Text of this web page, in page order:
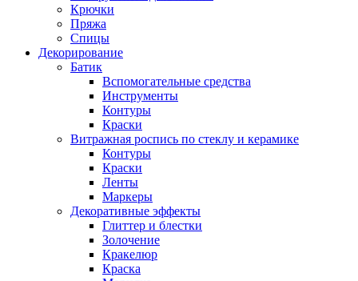
Крючки
Пряжа
Спицы
Декорирование
Батик
Вспомогательные средства
Инструменты
Контуры
Краски
Витражная роспись по стеклу и керамике
Контуры
Краски
Ленты
Маркеры
Декоративные эффекты
Глиттер и блестки
Золочение
Кракелюр
Краска